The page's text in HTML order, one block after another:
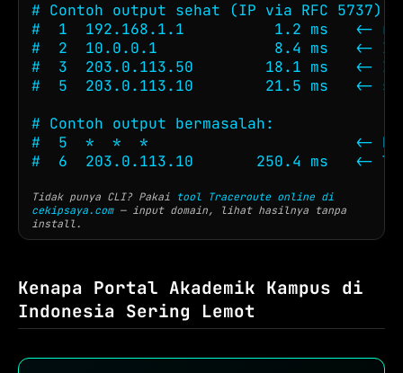
# Contoh output sehat (IP via RFC 5737):
#  1  192.168.1.1          1.2 ms   <-
#  2  10.0.0.1             8.4 ms   <- ISP
#  3  203.0.113.50        18.1 ms   <- IIX
#  5  203.0.113.10        21.5 ms   <-
# Contoh output bermasalah:
#  5  *  *  *                       <- hop
#  6  203.0.113.10       250.4 ms   <-
Tidak punya CLI? Pakai tool Traceroute online di
cekipsaya.com— input domain, lihat hasilnya tanpa
install.
Kenapa Portal Akademik Kampus di
Indonesia Sering Lemot